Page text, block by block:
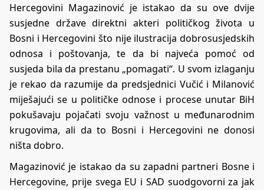
Hercegovini Magazinović je istakao da su ove dvije
susjedne države direktni akteri političkog života u
Bosni i Hercegovini što nije ilustracija dobrosusjedskih
odnosa i poštovanja, te da bi najveća pomoć od
susjeda bila da prestanu „pomagati“. U svom izlaganju
je rekao da razumije da predsjednici Vučić i Milanović
miješajući se u političke odnose i procese unutar BiH
pokušavaju pojačati svoju važnost u međunarodnim
krugovima, ali da to Bosni i Hercegovini ne donosi
ništa dobro.
Magazinović je istakao da su zapadni partneri Bosne i
Hercegovine, prije svega EU i SAD suodgovorni za jak